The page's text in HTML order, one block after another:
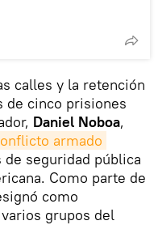
calles y la retención
de cinco prisiones
Daniel Noboa,
armado
seguridad pública
Como parte de
como
grupos del